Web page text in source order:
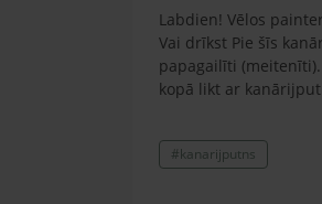
Labdien! Vēlos
Vai drīkst Pie šīs
papagailīti
kopā likt ar
#kanarijputns